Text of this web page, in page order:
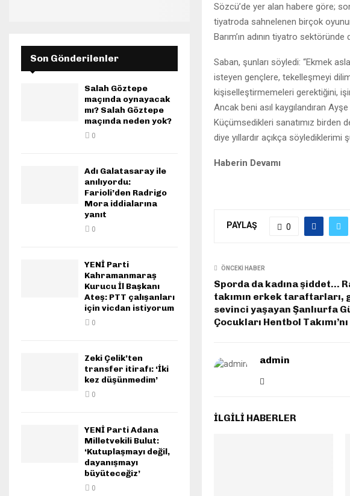
Sözcü’de yer alan habere göre;
tiyatroda sahnelenen birçok
Barım’ın adının tiyatro
Saban, şunları söyledi: “Ekmek
isteyen gençlere, tekelleşmeyi
kişiselleştirmemeleri gerektiğini,
Ancak beni asıl kaygılandıran
Küçümsedikleri sanatımız birden
diye yıllardır açıkça söylediklerimi
Haberin Devamı
PAYLAŞ 0
ÖNCEKI HABER
Sporda da kadına şiddet…
takımın erkek taraftarları,
sevinci yaşayan Şanlıurfa
Çocukları Hentbol
admin
İLGILI HABERLER
Son Gönderilenler
Salah Göztepe
maçında oynayacak
mı? Salah Göztepe
maçında neden yok?
0
Adı Galatasaray ile
anılıyordu:
Farioli’den Radrigo
Mora iddialarına
yanıt
0
YENİ Parti
Kahramanmaraş
Kurucu İl Başkanı
Ateş: PTT çalışanları
için vicdan istiyorum
0
Zeki Çelik’ten
transfer itirafı: ‘İki
kez düşünmedim’
0
YENİ Parti Adana
Milletvekili Bulut:
‘Kutuplaşmayı değil,
dayanışmayı
büyüteceğiz’
0